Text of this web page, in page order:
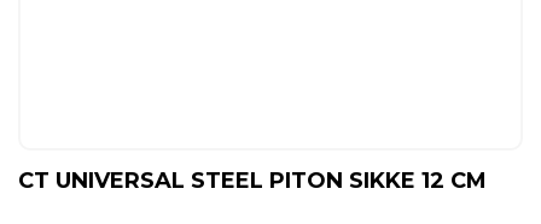
CT UNIVERSAL STEEL PITON SIKKE 12 CM